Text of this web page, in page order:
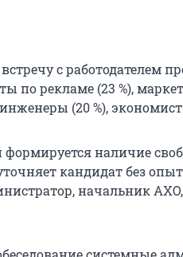
с работодателем
по рекламе (23 %),
(20 %),
наличие
кандидат без
начальник АХО,